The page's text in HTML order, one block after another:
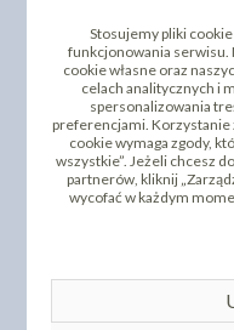
PODKŁADKA POD
33,5 X 23,5
Stosujemy pliki
funkcjonowania
cookie własne oraz
celach analitycznych i
spersonalizowania
preferencjami. Korzystanie
cookie wymaga zgody,
wszystkie”. Jeżeli chcesz
partnerów, kliknij
wycofać w każdym